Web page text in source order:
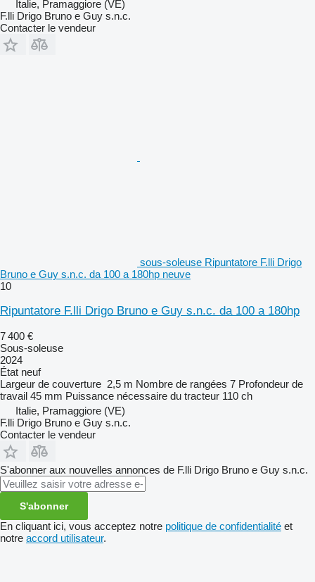
Italie, Pramaggiore (VE)
F.lli Drigo Bruno e Guy s.n.c.
Contacter le vendeur
sous-soleuse Ripuntatore F.lli Drigo
Bruno e Guy s.n.c. da 100 a 180hp neuve
10
Ripuntatore F.lli Drigo Bruno e Guy s.n.c. da 100 a 180hp
7 400 €
Sous-soleuse
2024
État neuf
Largeur de couverture 2,5 m Nombre de rangées 7 Profondeur de
travail 45 mm Puissance nécessaire du tracteur 110 ch
Italie, Pramaggiore (VE)
F.lli Drigo Bruno e Guy s.n.c.
Contacter le vendeur
S'abonner aux nouvelles annonces de F.lli Drigo Bruno e Guy s.n.c.
S'abonner
En cliquant ici, vous acceptez notre politique de confidentialité et
notre accord utilisateur.